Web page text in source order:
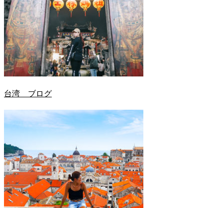
台湾 ブログ